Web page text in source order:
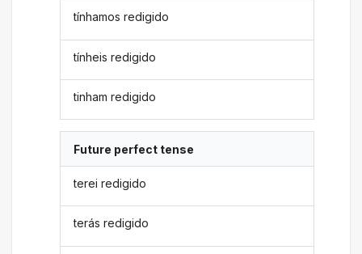
tínhamos redigido
tínheis redigido
tinham redigido
Future perfect tense
terei redigido
terás redigido